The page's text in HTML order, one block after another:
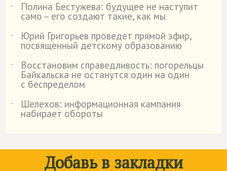
˙
Полина Бестужева: будущее не наступит
само – его создают такие, как мы
˙
Юрий Григорьев проведет прямой эфир,
посвященный детскому образованию
˙
Восстановим справедливость: погорельцы
Байкальска не останутся один на один
с беспределом
˙
Шелехов: информационная кампания
набирает обороты
Добавь в закладки